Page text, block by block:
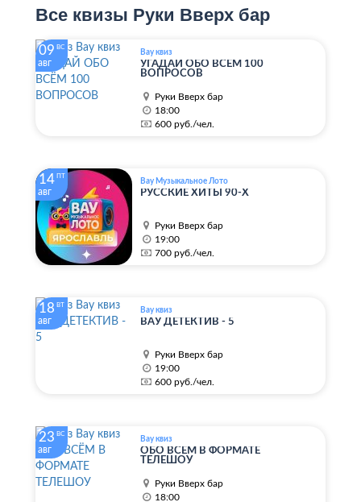
Все квизы Руки Вверх бар
09 ВС
авг
Вау квиз
УГАДАЙ ОБО ВСЁМ 100
ВОПРОСОВ
Руки Вверх бар
18:00
600 руб./чел.
14
авг
Вау Музыкальное Лото
РУССКИЕ ХИТЫ 90-Х
Руки Вверх бар
19:00
700 руб./чел.
18 ВТ
авг
Вау квиз
ВАУ ДЕТЕКТИВ - 5
Руки Вверх бар
19:00
600 руб./чел.
23 ВС
авг
Вау квиз
ОБО ВСЁМ В ФОРМАТЕ
ТЕЛЕШОУ
Руки Вверх бар
18:00